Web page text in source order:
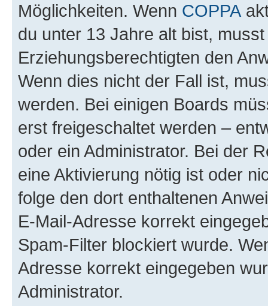
Möglichkeiten. Wenn COPPA
du unter 13 Jahre alt bist,
Erziehungsberechtigten den
Wenn dies nicht der Fall ist,
werden. Bei einigen Boards
erst freigeschaltet werden –
oder ein Administrator. Bei der
eine Aktivierung nötig ist oder
folge den dort enthaltenen
E-Mail-Adresse korrekt
Spam-Filter blockiert wurde.
Adresse korrekt eingegeben
Administrator.